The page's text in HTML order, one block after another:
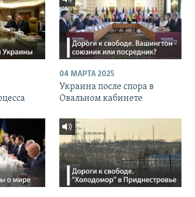
04 МАРТА 2025
Украина после спора в
Овальном кабинете